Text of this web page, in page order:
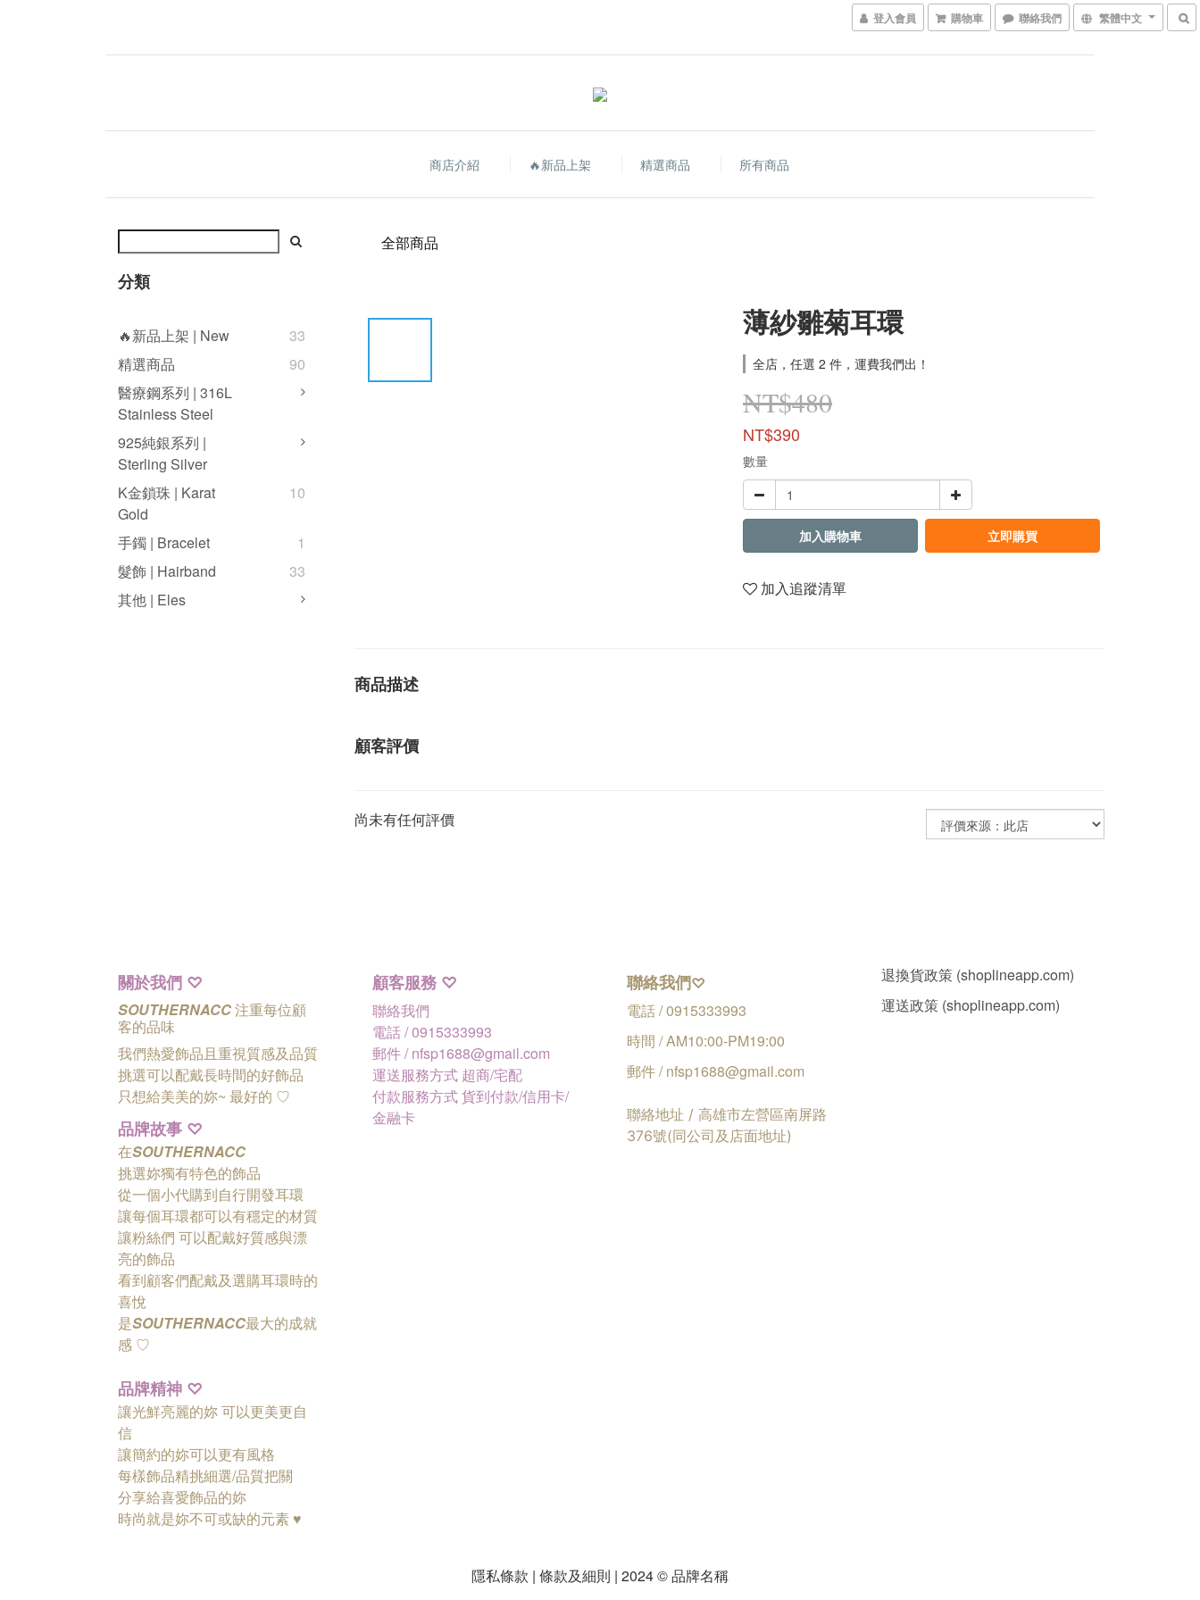
登入會員 購物車 聯絡我們 繁體中文
商店介紹 🔥新品上架 精選商品 所有商品
分類
🔥新品上架 | New
33
精選商品
90
醫療鋼系列 | 316L
Stainless Steel
925純銀系列 |
Sterling Silver
K金鎖珠 | Karat
Gold
10
手鐲 | Bracelet
1
髮飾 | Hairband
33
其他 | Eles
全部商品
薄紗雛菊耳環
全店，任選 2 件，運費我們出！
NT$480
NT$390
數量
加入購物車 立即購買
加入追蹤清單
商品描述
顧客評價
尚未有任何評價
關於我們 ♡
SOUTHERNACC注重每位顧
客的品味
我們熱愛飾品且重視質感及品質
挑選可以配戴長時間的好飾品
只想給美美的妳~ 最好的 ♡
品牌故事 ♡
在SOUTHERNACC
挑選妳獨有特色的飾品
從一個小代購到自行開發耳環
讓每個耳環都可以有穩定的材質
讓粉絲們 可以配戴好質感與漂
亮的飾品
看到顧客們配戴及選購耳環時的
喜悅
是SOUTHERNACC最大的成就
感 ♡
品牌精神 ♡
讓光鮮亮麗的妳 可以更美更自
信
讓簡約的妳可以更有風格
每樣飾品精挑細選/品質把關
分享給喜愛飾品的妳
時尚就是妳不可或缺的元素 ♥
顧客服務 ♡
聯絡我們
電話 / 0915333993
郵件 / nfsp1688@gmail.com
運送服務方式 超商/宅配
付款服務方式 貨到付款/信用卡/
金融卡
聯絡我們♡
電話 / 0915333993
時間 / AM10:00-PM19:00
郵件 / nfsp1688@gmail.com
聯絡地址 / 高雄市左營區南屏路
376號(同公司及店面地址)
退換貨政策 (shoplineapp.com)
運送政策 (shoplineapp.com)
隱私條款 | 條款及細則 | 2024 © 品牌名稱